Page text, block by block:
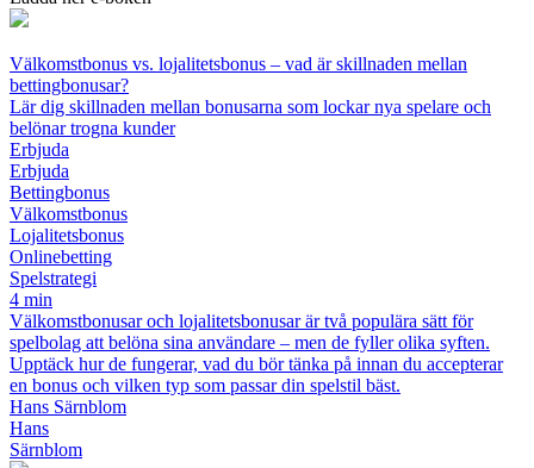
Välkomstbonus vs. lojalitetsbonus – vad är skillnaden mellan
bettingbonusar?
Lär dig skillnaden mellan bonusarna som lockar nya spelare och
belönar trogna kunder
Erbjuda
Erbjuda
Bettingbonus
Välkomstbonus
Lojalitetsbonus
Onlinebetting
Spelstrategi
4 min
Välkomstbonusar och lojalitetsbonusar är två populära sätt för
spelbolag att belöna sina användare – men de fyller olika syften.
Upptäck hur de fungerar, vad du bör tänka på innan du accepterar
en bonus och vilken typ som passar din spelstil bäst.
Hans Särnblom
Hans
Särnblom